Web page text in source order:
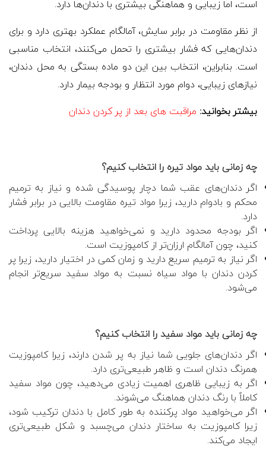
است، اما زیبایی و هماهنگی بیشتری با دندان‌ها دارد.
از نظر مقاومت در برابر سایش، آمالگام عملکرد بهتری دارد و برای
دندان‌هایی که فشار بیشتری را تحمل می‌کنند، انتخاب مناسبی
است. بنابراین، انتخاب بین این دو ماده بستگی به محل دندان،
نیازهای زیبایی، دوام مورد انتظار و بودجه بیمار دارد.
بیشتر بخوانید: مراقبت های بعد از پر کردن دندان
چه زمانی باید مواد تیره را انتخاب کنیم؟
اگر دندان‌های عقب شما دچار پوسیدگی شده و نیاز به ترمیم
محکم و بادوام دارید، زیرا مواد تیره مقاومت بالایی در برابر فشار
دارد.
اگر بودجه محدود دارید و نمی‌خواهید هزینه بالایی پرداخت
کنید، چون آمالگام ارزان‌تر از کامپوزیت است.
اگر نیاز به ترمیم سریع دارید و زمان کمی در اختیار دارید، زیرا پر
کردن دندان با مواد سیاه نسبت به مواد سفید سریع‌تر انجام
می‌شود.
چه زمانی باید مواد سفید را انتخاب کنیم؟
اگر دندان‌های جلویی شما نیاز به پر شدن دارند، زیرا کامپوزیت
همرنگ دندان است و ظاهر طبیعی‌تری دارد.
اگر به زیبایی ظاهری اهمیت زیادی می‌دهید، چون مواد سفید
کاملاً با رنگ دندان هماهنگ می‌شوند.
اگر می‌خواهید مواد پرکننده به طور کامل با دندان ترکیب شود،
زیرا کامپوزیت به ساختار دندان می‌چسبد و شکل طبیعی‌تری
ایجاد می‌کند.